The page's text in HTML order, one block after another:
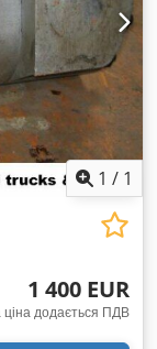
1 / 1
1 400 EUR
ціна додається ПДВ